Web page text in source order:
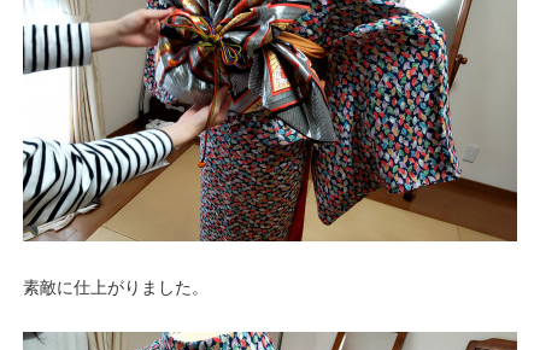
素敵に仕上がりました。